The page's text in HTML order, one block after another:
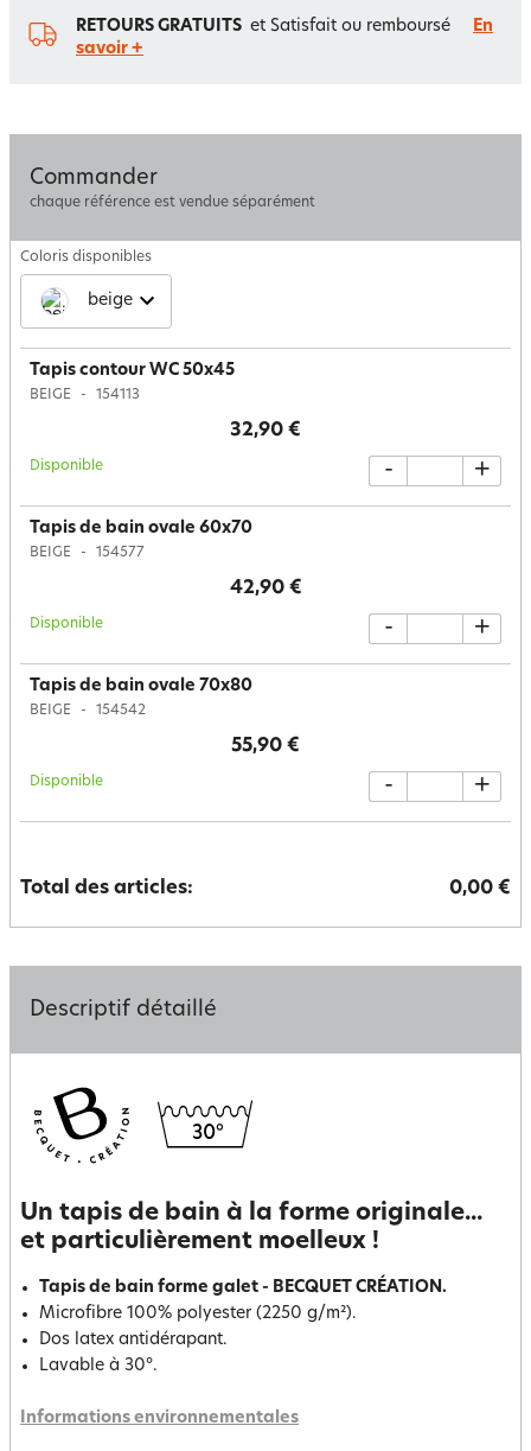
RETOURS GRATUITS et Satisfait ou remboursé
En
savoir +
Commander
chaque référence est vendue séparément
Coloris disponibles
beige
Tapis contour WC 50x45
BEIGE 154113
32,90 €
Disponible - +
Tapis de bain ovale 60x70
BEIGE 154577
42,90 €
Disponible - +
Tapis de bain ovale 70x80
BEIGE 154542
55,90 €
Disponible - +
Total des articles: 0,00 €
Descriptif détaillé
Un tapis de bain à la forme originale...
et particulièrement moelleux !
Tapis de bain forme galet - BECQUET CRÉATION.
Microfibre 100% polyester (2250 g/m²).
Dos latex antidérapant.
Lavable à 30°.
Informations environnementales